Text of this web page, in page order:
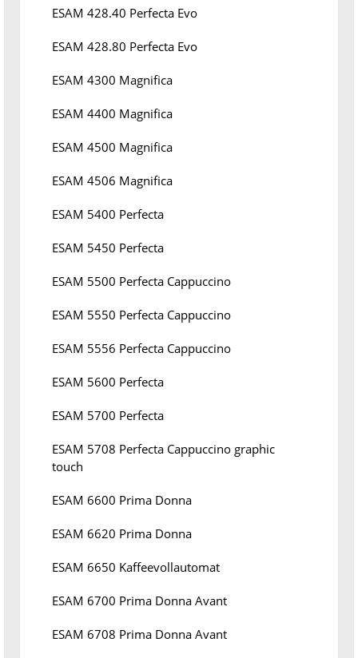
ESAM 428.40 Perfecta Evo
ESAM 428.80 Perfecta Evo
ESAM 4300 Magnifica
ESAM 4400 Magnifica
ESAM 4500 Magnifica
ESAM 4506 Magnifica
ESAM 5400 Perfecta
ESAM 5450 Perfecta
ESAM 5500 Perfecta Cappuccino
ESAM 5550 Perfecta Cappuccino
ESAM 5556 Perfecta Cappuccino
ESAM 5600 Perfecta
ESAM 5700 Perfecta
ESAM 5708 Perfecta Cappuccino graphic
touch
ESAM 6600 Prima Donna
ESAM 6620 Prima Donna
ESAM 6650 Kaffeevollautomat
ESAM 6700 Prima Donna Avant
ESAM 6708 Prima Donna Avant